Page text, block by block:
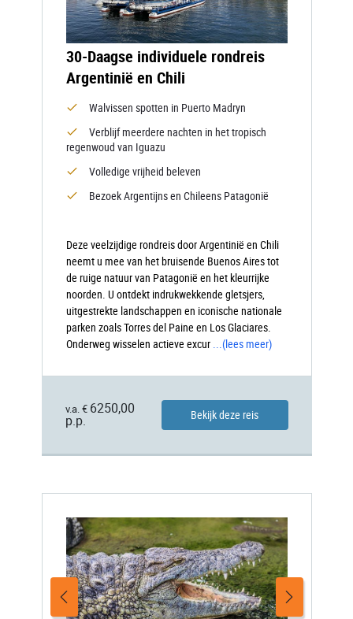
30-Daagse individuele rondreis
Argentinië en Chili
Walvissen spotten in Puerto Madryn
Verblijf meerdere nachten in het tropisch
regenwoud van Iguazu
Volledige vrijheid beleven
Bezoek Argentijns en Chileens Patagonië
Deze veelzijdige rondreis door Argentinië en Chili
neemt u mee van het bruisende Buenos Aires tot
de ruige natuur van Patagonië en het kleurrijke
noorden. U ontdekt indrukwekkende gletsjers,
uitgestrekte landschappen en iconische nationale
parken zoals Torres del Paine en Los Glaciares.
Onderweg wisselen actieve excur ...(lees meer)
v.a. € 6250,00
p.p.
Bekijk deze reis